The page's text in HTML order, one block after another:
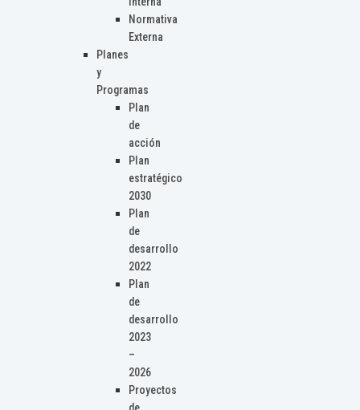
Normativa
Externa
Planes
y
Programas
Plan
de
acción
Plan
estratégico
2030
Plan
de
desarrollo
2022
Plan
de
desarrollo
2023
–
2026
Proyectos